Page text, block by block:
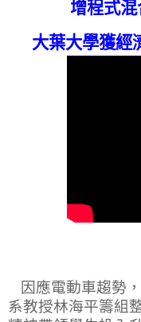
增程式
大葉大學獲經
因應電動車趨勢
系教授林海平籌組